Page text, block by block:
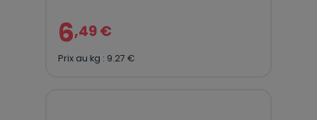
6,49 €
Prix au kg : 9.27 €